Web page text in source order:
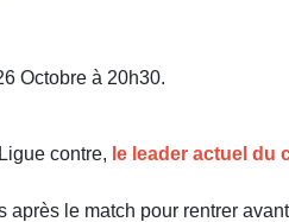
Octobre à 20h30.
contre, le leader actuel du
après le match pour rentrer